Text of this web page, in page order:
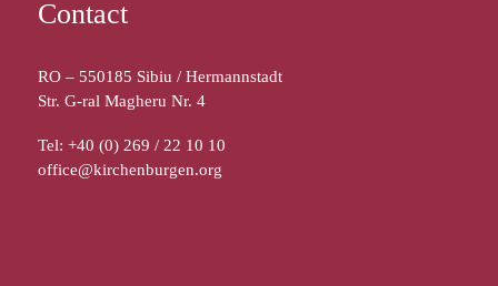
Contact
RO – 550185 Sibiu / Hermannstadt
Str. G-ral Magheru Nr. 4
Tel: +40 (0) 269 / 22 10 10
office@kirchenburgen.org